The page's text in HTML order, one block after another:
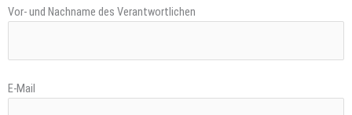
Vor- und Nachname des Verantwortlichen
E-Mail